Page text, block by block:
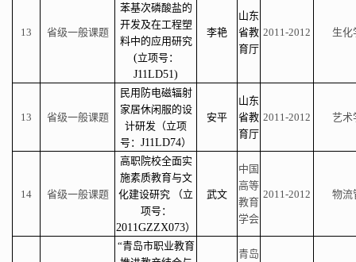
13 省级一般课题
苯基次磷酸盐的
开发及在工程塑
料中的应用研究
(立项号：
J11LD51)
李艳
山东
省教
育厅
2011-2012 生化
13 省级一般课题
民用防电磁辐射
家居休闲服的设
计研发（立项
号： J11LD74）
安平
山东
省教
育厅
2011-2012 艺术
14 省级一般课题
高职院校全面实
施素质教育与文
化建设研究 （立
项号：
2011GZZX073）
武文
中国
高等
教育
学会
2011-2012 物流
“青岛市职业教育
青岛